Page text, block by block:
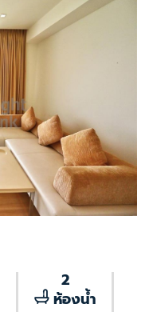
2
ห้องน้ำ